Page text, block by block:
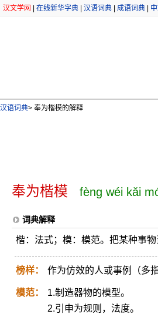
汉文学网 在线新华字典 汉语词典 成语词典
汉语词典> 奉为楷模的解释
奉为楷模 fèng wéi kǎi
词典解释
楷：法式；模：模范。把某种事物
榜样： 作为仿效的人或事例（多
模范：
1.制造器物的模型。
2.引申为规则，法度。